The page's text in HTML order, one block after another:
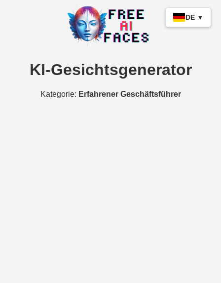
DE ▼
KI-Gesichtsgenerator
Kategorie: Erfahrener Geschäftsführer